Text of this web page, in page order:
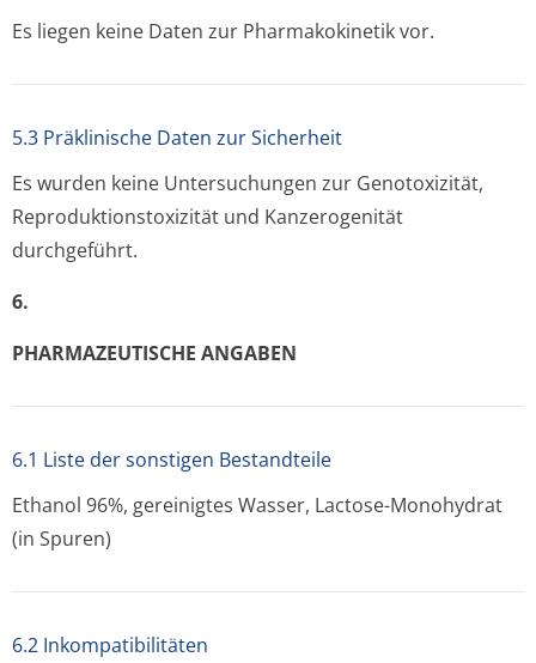
Es liegen keine Daten zur Pharmakokinetik vor.
5.3 Präklinische Daten zur Sicherheit
Es wurden keine Untersuchungen zur Genotoxizität,
Reproduktionsto­xizität und Kanzerogenität
durchgeführt.
6.
PHARMAZEUTISCHE ANGABEN
6.1 Liste der sonstigen Bestandteile
Ethanol 96%, gereinigtes Wasser, Lactose-Monohydrat
(in Spuren)
6.2 Inkompatibilitäten